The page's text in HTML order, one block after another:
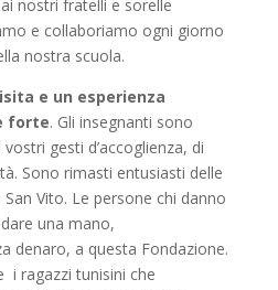
nostri fratelli e sorelle
e collaboriamo ogni giorno
nostra scuola.
e un esperienza
forte. Gli insegnanti sono
gesti d’accoglienza, di
Sono rimasti entusiasti delle
Vito. Le persone chi danno
una mano,
denaro, a questa Fondazione.
i ragazzi tunisini che